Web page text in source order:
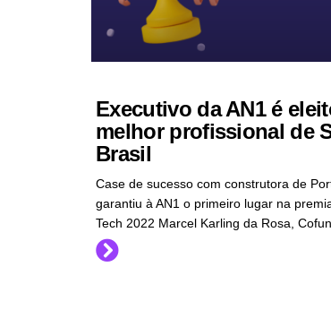
Executivo da AN1 é
melhor profissional de
Brasil
Case de sucesso com construtora de
garantiu à AN1 o primeiro lugar na
Tech 2022 Marcel Karling da Rosa,